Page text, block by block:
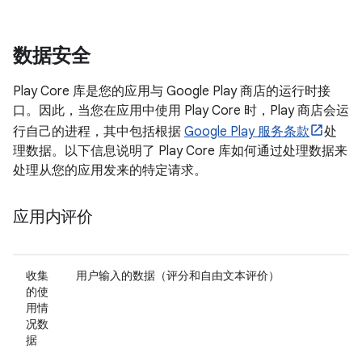
数据安全
Play Core 库是您的应用与 Google Play 商店的运行时接
口。因此，当您在应用中使用 Play Core 时，Play 商店会运
行自己的进程，其中包括根据 Google Play 服务条款
处
理数据。以下信息说明了 Play Core 库如何通过处理数据来
处理从您的应用发来的特定请求。
应用内评价
收集
的使
用情
况数
据
用户输入的数据（评分和自由文本评价）